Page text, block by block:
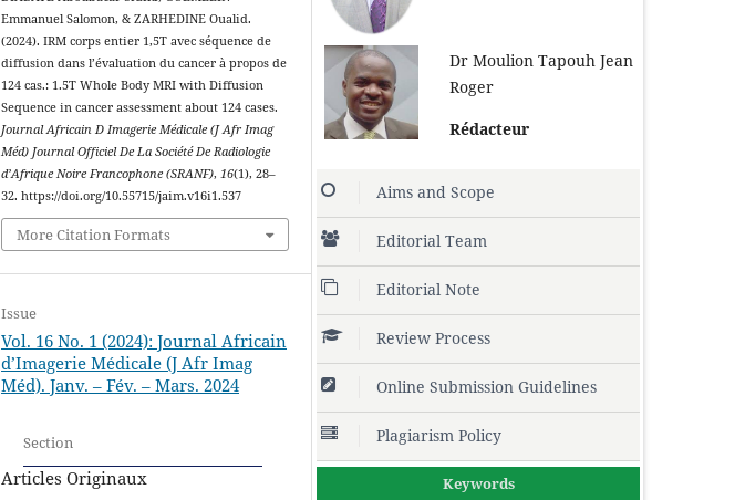
Emmanuel Salomon, & ZARHEDINE Oualid.
(2024). IRM corps entier 1,5T avec séquence de
diffusion dans l’évaluation du cancer à propos de
124 cas.: 1.5T Whole Body MRI with Diffusion
Sequence in cancer assessment about 124 cases.
Journal Africain D Imagerie Médicale (J Afr Imag
Méd) Journal Officiel De La Société De Radiologie
d’Afrique Noire Francophone (SRANF), 16(1), 28–
32. https://doi.org/10.55715/jaim.v16i1.537
More Citation Formats
Issue
Vol. 16 No. 1 (2024): Journal Africain
d’Imagerie Médicale (J Afr Imag
Méd). Janv. – Fév. – Mars. 2024
Section
Articles Originaux
Dr Moulion Tapouh Jean
Roger
Rédacteur
Aims and Scope
Editorial Team
Editorial Note
Review Process
Online Submission Guidelines
Plagiarism Policy
Keywords